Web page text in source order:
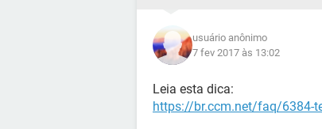
usuário anônimo
7 fev 2017 às 13:02
Leia esta dica:
https://br.ccm.net/faq/6384-